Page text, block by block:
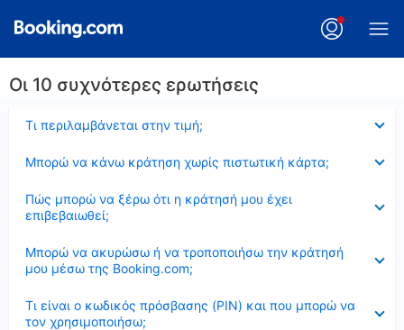
Οι 10 συχνότερες ερωτήσεις
Τι περιλαμβάνεται στην τιμή;
Μπορώ να κάνω κράτηση χωρίς πιστωτική κάρτα;
Πώς μπορώ να ξέρω ότι η κράτησή μου έχει
επιβεβαιωθεί;
Μπορώ να ακυρώσω ή να τροποποιήσω την κράτησή
μου μέσω της Booking.com;
Τι είναι ο κωδικός πρόσβασης (PIN) και που μπορώ να
τον χρησιμοποιήσω;